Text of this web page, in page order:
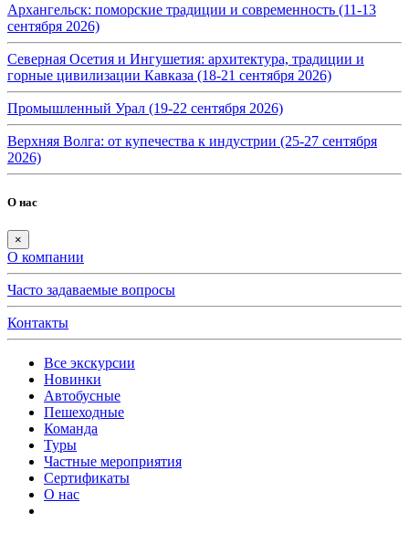
Архангельск: поморские традиции и современность (11-13
сентября 2026)
Северная Осетия и Ингушетия: архитектура, традиции и
горные цивилизации Кавказа (18-21 сентября 2026)
Промышленный Урал (19-22 сентября 2026)
Верхняя Волга: от купечества к индустрии (25-27 сентября
2026)
О нас
×
О компании
Часто задаваемые вопросы
Контакты
Все экскурсии
Новинки
Автобусные
Пешеходные
Команда
Туры
Частные мероприятия
Сертификаты
О нас